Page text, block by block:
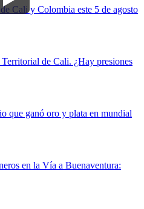
Cali y Colombia este 5 de agosto
de Cali. ¿Hay presiones
que ganó oro y plata en mundial
en la Vía a Buenaventura: